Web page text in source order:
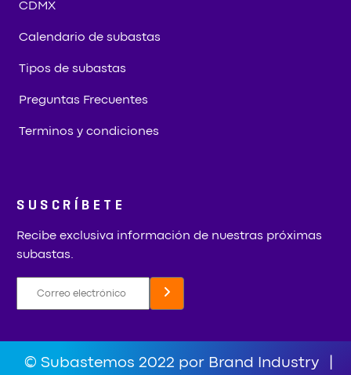
CDMX
Calendario de subastas
Tipos de subastas
Preguntas Frecuentes
Terminos y condiciones
SUSCRÍBETE
Recibe exclusiva información de nuestras próximas
subastas.
© Subastemos 2022 por Brand Industry